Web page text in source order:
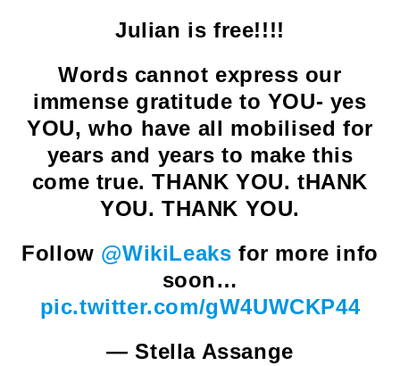
Julian is free!!!!
Words cannot express our
immense gratitude to YOU- yes
YOU, who have all mobilised for
years and years to make this
come true. THANK YOU. tHANK
YOU. THANK YOU.
Follow @WikiLeaks for more info
soon…
pic.twitter.com/gW4UWCKP44
— Stella Assange